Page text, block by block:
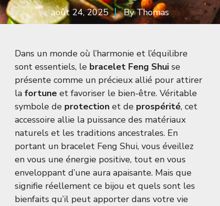
août 24, 2025 ByThomas
Dans un monde où l’harmonie et l’équilibre
sont essentiels, le bracelet Feng Shui se
présente comme un précieux allié pour attirer
la fortune et favoriser le bien-être. Véritable
symbole de protection et de prospérité, cet
accessoire allie la puissance des matériaux
naturels et les traditions ancestrales. En
portant un bracelet Feng Shui, vous éveillez
en vous une énergie positive, tout en vous
enveloppant d’une aura apaisante. Mais que
signifie réellement ce bijou et quels sont les
bienfaits qu’il peut apporter dans votre vie